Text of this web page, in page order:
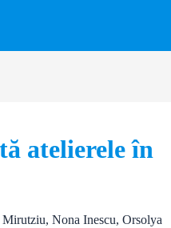
atelierele în
Nona Inescu, Orsolya